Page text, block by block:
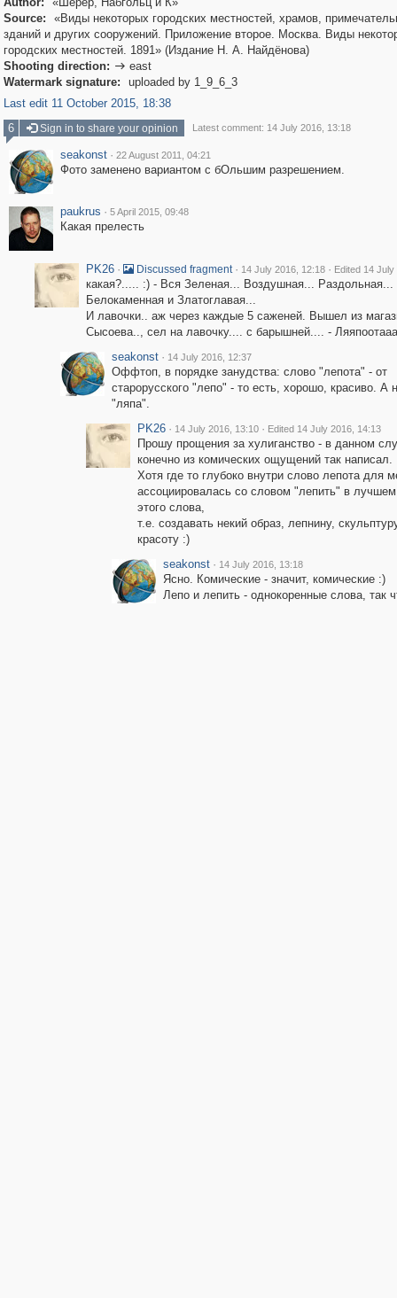
Source:
«Виды некоторых городских местностей, храмов,
зданий и других сооружений. Приложение второе. Москва. Виды
городских местностей. 1891» (Издание Н. А. Найдёнова)
Shooting direction:  east
Watermark signature:
uploaded by 1_9_6_3
Last edit 11 October 2015, 18:38
6
Sign in to share your opinion Latest comment: 14 July 2016, 13:18
seakonst · 22 August 2011, 04:21
Фото заменено вариантом с бОльшим разрешением.
paukrus · 5 April 2015, 09:48
Какая прелесть
PK26 · Discussed fragment · 14 July 2016, 12:18 · Edited 14
какая?..... :) - Вся Зеленая... Воздушная... Раздольная...
Белокаменная и Златоглавая...
И лавочки.. аж через каждые 5 саженей. Вышел из
Сысоева.., сел на лавочку.... с барышней.... -
seakonst · 14 July 2016, 12:37
Оффтоп, в порядке занудства: слово "лепота" - от
старорусского "лепо" - то есть, хорошо, красиво. А
"ляпа".
PK26 · 14 July 2016, 13:10 · Edited 14 July 2016, 14:13
Прошу прощения за хулиганство - в данном
конечно из комических ощущений так написал.
Хотя где то глубоко внутри слово лепота для
ассоциировалась со словом "лепить" в
этого слова,
т.е. создавать некий образ, лепнину,
красоту :)
seakonst · 14 July 2016, 13:18
Ясно. Комические - значит, комические :)
Лепо и лепить - однокоренные слова, так